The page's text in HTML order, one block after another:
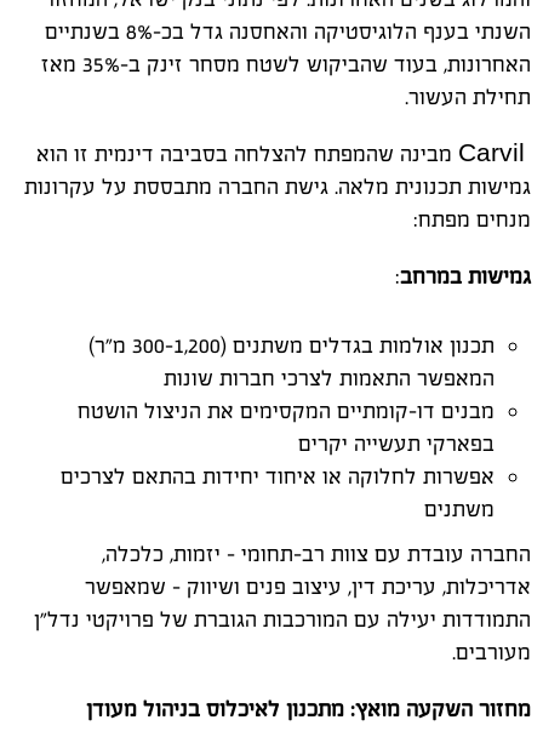
השנתי בענף הלוגיסטיקה והאחסנה גדל בכ-8% בשנתיים
האחרונות, בעוד שהביקוש לשטח מסחר זינק ב-35% מאז
תחילת העשור.
מבינה שהמפתח להצלחה בסביבה דינמית זו הוא
גמישות תכנונית מלאה. גישת החברה מתבססת על עקרונות
מנחים מפתח:
גמישות במרחב:
תכנון אולמות בגדלים משתנים (300-1,200 מ"ר)
המאפשר התאמות לצרכי חברות שונות
מבנים דו-קומתיים המקסימים את הניצול הושטח
בפארקי תעשייה יקרים
אפשרות לחלוקה או איחוד יחידות בהתאם לצרכים
משתנים
החברה עובדת עם צוות רב-תחומי - יזמות, כלכלה,
אדריכלות, עריכת דין, עיצוב פנים ושיווק - שמאפשר
התמודדות יעילה עם המורכבות הגוברת של פרויקטי נדל"ן
מעורבים.
מחזור השקעה מואץ: מתכנון לאיכלוס בניהול מעודן